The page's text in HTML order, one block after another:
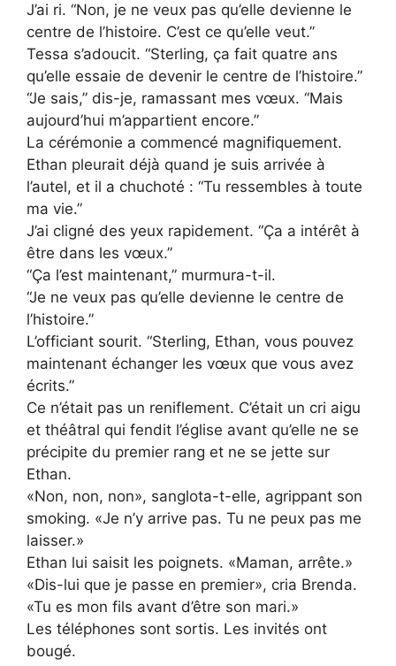
J’ai ri. “Non, je ne veux pas qu’elle devienne le
centre de l’histoire. C’est ce qu’elle veut.”
Tessa s’adoucit. “Sterling, ça fait quatre ans
qu’elle essaie de devenir le centre de l’histoire.”
“Je sais,” dis-je, ramassant mes vœux. “Mais
aujourd’hui m’appartient encore.”
La cérémonie a commencé magnifiquement.
Ethan pleurait déjà quand je suis arrivée à
l’autel, et il a chuchoté : “Tu ressembles à toute
ma vie.”
J’ai cligné des yeux rapidement. “Ça a intérêt à
être dans les vœux.”
“Ça l’est maintenant,” murmura-t-il.
“Je ne veux pas qu’elle devienne le centre de
l’histoire.”
L’officiant sourit. “Sterling, Ethan, vous pouvez
maintenant échanger les vœux que vous avez
écrits.”
Ce n’était pas un reniflement. C’était un cri aigu
et théâtral qui fendit l’église avant qu’elle ne se
précipite du premier rang et ne se jette sur
Ethan.
«Non, non, non», sanglota-t-elle, agrippant son
smoking. «Je n’y arrive pas. Tu ne peux pas me
laisser.»
Ethan lui saisit les poignets. «Maman, arrête.»
«Dis-lui que je passe en premier», cria Brenda.
«Tu es mon fils avant d’être son mari.»
Les téléphones sont sortis. Les invités ont
bougé.